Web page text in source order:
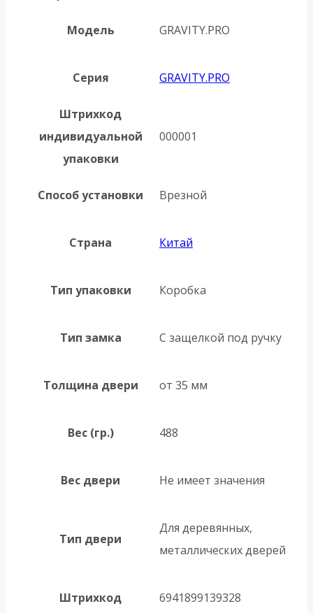
Модель GRAVITY.PRO
Серия GRAVITY.PRO
Штрихкод
индивидуальной
упаковки
000001
Способ установки Врезной
Страна Китай
Тип упаковки Коробка
Тип замка С защелкой под ручку
Толщина двери от 35 мм
Вес (гр.) 488
Вес двери Не имеет значения
Тип двери
Для деревянных,
металлических дверей
Штрихкод 6941899139328